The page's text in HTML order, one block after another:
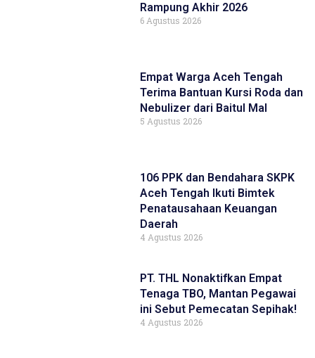
Rampung Akhir 2026
6 Agustus 2026
Empat Warga Aceh Tengah
Terima Bantuan Kursi Roda dan
Nebulizer dari Baitul Mal
5 Agustus 2026
106 PPK dan Bendahara SKPK
Aceh Tengah Ikuti Bimtek
Penatausahaan Keuangan
Daerah
4 Agustus 2026
PT. THL Nonaktifkan Empat
Tenaga TBO, Mantan Pegawai
ini Sebut Pemecatan Sepihak!
4 Agustus 2026